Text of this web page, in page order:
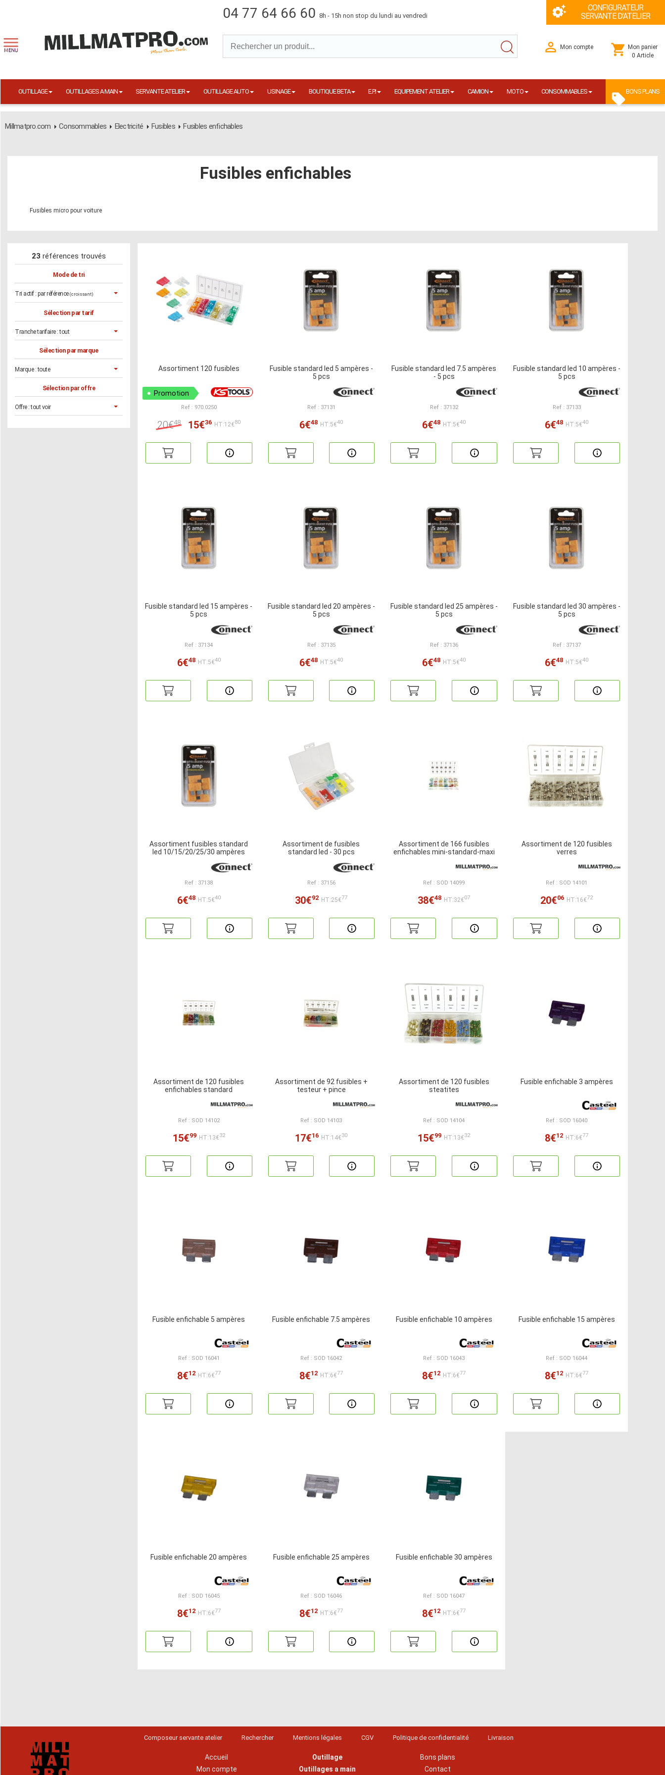
04 77 64 66 60 8h - 15h non stop du lundi au vendredi
CONFIGURATEUR
SERVANTE D'ATELIER
Mon compte
Mon panier
0 Article
OUTILLAGE OUTILLAGES A MAIN SERVANTE ATELIER OUTILLAGE AUTO USINAGE BOUTIQUE BETA E.P.I EQUIPEMENT ATELIER CAMION MOTO CONSOMMABLES BONS PLANS
Millmatpro.com Consommables Electricité Fusibles Fusibles enfichables
Fusibles enfichables
Fusibles micro pour voiture
23 références trouvés
Mode de tri
Tri actif : par référence (croissant)
Sélection par tarif
Tranche tarifaire :tout
Sélection par marque
Marque :toute
Sélection par offre
Offre :tout voir
Assortiment 120 fusibles
Promotion
Ref : 970.0250
20€48 15€36 HT:12€80
Fusible standard led 5 ampères -
5 pcs
Ref : 37131
6€48 HT:5€40
Fusible standard led 7.5 ampères
- 5 pcs
Ref : 37132
6€48 HT:5€40
Fusible standard led 10 ampères -
5 pcs
Ref : 37133
6€48 HT:5€40
Fusible standard led 15 ampères -
5 pcs
Ref : 37134
6€48 HT:5€40
Fusible standard led 20 ampères -
5 pcs
Ref : 37135
6€48 HT:5€40
Fusible standard led 25 ampères -
5 pcs
Ref : 37136
6€48 HT:5€40
Fusible standard led 30 ampères -
5 pcs
Ref : 37137
6€48 HT:5€40
Assortiment fusibles standard
led 10/15/20/25/30 ampères
Ref : 37138
6€48 HT:5€40
Assortiment de fusibles
standard led - 30 pcs
Ref : 37156
30€92 HT:25€77
Assortiment de 166 fusibles
enfichables mini-standard-maxi
Ref : SOD 14099
38€48 HT:32€07
Assortiment de 120 fusibles
verres
Ref : SOD 14101
20€06 HT:16€72
Assortiment de 120 fusibles
enfichables standard
Ref : SOD 14102
15€99 HT:13€32
Assortiment de 92 fusibles +
testeur + pince
Ref : SOD 14103
17€16 HT:14€30
Assortiment de 120 fusibles
steatites
Ref : SOD 14104
15€99 HT:13€32
Fusible enfichable 3 ampères
Ref : SOD 16040
8€12 HT:6€77
Fusible enfichable 5 ampères
Ref : SOD 16041
8€12 HT:6€77
Fusible enfichable 7.5 ampères
Ref : SOD 16042
8€12 HT:6€77
Fusible enfichable 10 ampères
Ref : SOD 16043
8€12 HT:6€77
Fusible enfichable 15 ampères
Ref : SOD 16044
8€12 HT:6€77
Fusible enfichable 20 ampères
Ref : SOD 16045
8€12 HT:6€77
Fusible enfichable 25 ampères
Ref : SOD 16046
8€12 HT:6€77
Fusible enfichable 30 ampères
Ref : SOD 16047
8€12 HT:6€77
Composeur servante atelier Rechercher Mentions légales CGV Politique de confidentialité Livraison
Accueil
Mon compte
Outillage
Outillages a main
Bons plans
Contact